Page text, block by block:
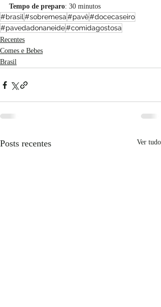
Tempo de preparo: 30 minutos
#brasil #sobremesa#pavê#docecaseiro
#pavedadonaneide#comidagostosa
Recentes
Comes e Bebes
Brasil
Posts recentes Ver tudo